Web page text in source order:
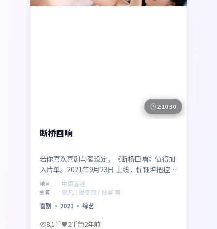
2:10:30
断桥回响
若你喜欢喜剧与强设定，《断桥回响》值得加
入片单。2021年9月23日 上线，忻钰坤把控整
体气质，廖凡、周冬雨、杨幂、倪妮组成跨代
际阵容。影片在中国香港语境下讨论家庭、正
义与代价，留白处耐人寻味。
地区 中国香港
主演
廖凡 / 周冬雨 / 杨幂 等
喜剧 · 2021 · 综艺
8.1千 2千 2年前